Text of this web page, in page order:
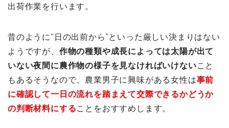
出荷作業を行います。
昔のように“日の出前から”といった厳しい決まりはない
ようですが、 作物の種類や成長によっては太陽が出て
いない夜間に農作物の様子を見なければいけないこと
もあるそうなので、農業男子に興味がある女性は事前
に確認して一日の流れを踏まえて交際できるかどうか
の判断材料にすることをおすすめします。